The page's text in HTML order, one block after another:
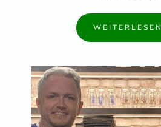
WEITERLESEN